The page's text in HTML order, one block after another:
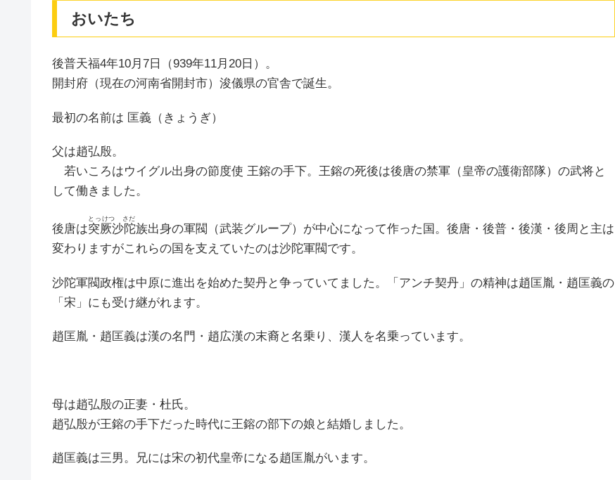
おいたち
後普天福4年10月7日（939年11月20日）。
開封府（現在の河南省開封市）浚儀県の官舎で誕生。
最初の名前は 匡義（きょうぎ）
父は趙弘殷。
若いころはウイグル出身の節度使 王鎔の手下。王鎔の死後は後唐の禁軍（皇帝の護衛部隊）の武将と
して働きました。
後唐は突厥沙陀
とっけつ さだ
族出身の軍閥（武装グループ）が中心になって作った国。後唐・後普・後漢・後周と主は
変わりますがこれらの国を支えていたのは沙陀軍閥です。
沙陀軍閥政権は中原に進出を始めた契丹と争っていてました。「アンチ契丹」の精神は趙匡胤・趙匡義の
「宋」にも受け継がれます。
趙匡胤・趙匡義は漢の名門・趙広漢の末裔と名乗り、漢人を名乗っています。
母は趙弘殷の正妻・杜氏。
趙弘殷が王鎔の手下だった時代に王鎔の部下の娘と結婚しました。
趙匡義は三男。兄には宋の初代皇帝になる趙匡胤がいます。